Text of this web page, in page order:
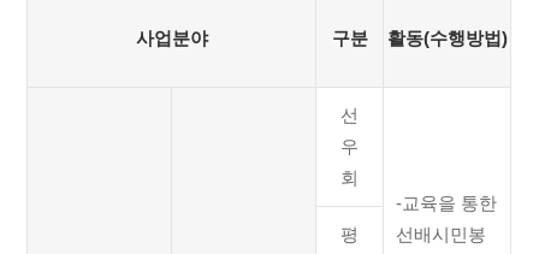
사업분야 구분 활동(수행방법)
선
우
회
-교육을 통한
선배시민봉
평